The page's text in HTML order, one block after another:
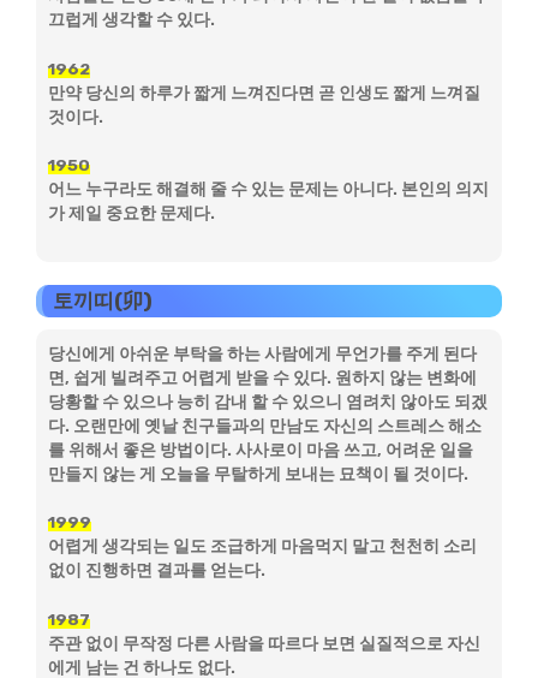
끄럽게 생각할 수 있다.
1962
만약 당신의 하루가 짧게 느껴진다면 곧 인생도 짧게 느껴질
것이다.
1950
어느 누구라도 해결해 줄 수 있는 문제는 아니다. 본인의 의지
가 제일 중요한 문제다.
토끼띠(卯)
당신에게 아쉬운 부탁을 하는 사람에게 무언가를 주게 된다
면, 쉽게 빌려주고 어렵게 받을 수 있다. 원하지 않는 변화에
당황할 수 있으나 능히 감내 할 수 있으니 염려치 않아도 되겠
다. 오랜만에 옛날 친구들과의 만남도 자신의 스트레스 해소
를 위해서 좋은 방법이다. 사사로이 마음 쓰고, 어려운 일을
만들지 않는 게 오늘을 무탈하게 보내는 묘책이 될 것이다.
1999
어렵게 생각되는 일도 조급하게 마음먹지 말고 천천히 소리
없이 진행하면 결과를 얻는다.
1987
주관 없이 무작정 다른 사람을 따르다 보면 실질적으로 자신
에게 남는 건 하나도 없다.